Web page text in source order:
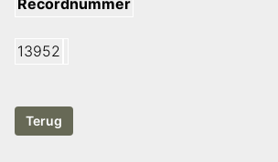
Recordnummer
13952